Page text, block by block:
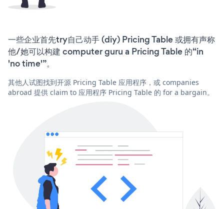
一些企业首先try自己动手 (diy) Pricing Table 或拥有声称
他/她可以构建 computer guru a Pricing Table 的“in
'no time'”。
其他人试图找到开源 Pricing Table 应用程序，或 companies
abroad 提供 claim to 应用程序 Pricing Table 的 for a bargain。